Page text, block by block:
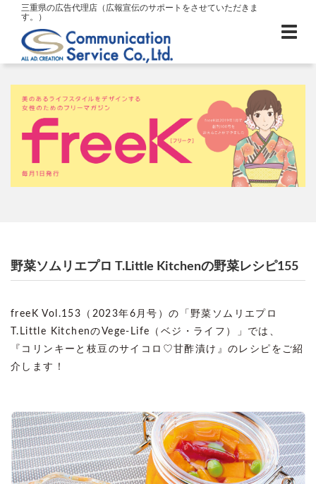
三重県の広告代理店（広報宣伝のサポートをさせていただきま
す。）
野菜ソムリエプロ T.Little Kitchenの野菜レシピ155
freeK Vol.153（2023年6月号）の「野菜ソムリエプロ
T.Little KitchenのVege-Life（ベジ・ライフ）」では、
『コリンキーと枝豆のサイコロ♡甘酢漬け』のレシピをご紹
介します！